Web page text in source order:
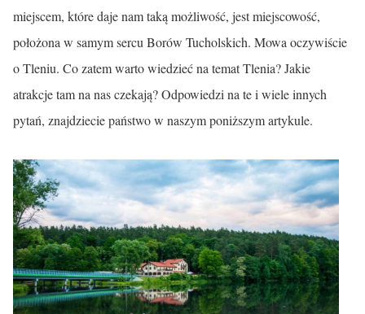
miejscem, które daje nam taką możliwość, jest miejscowość,
położona w samym sercu Borów Tucholskich. Mowa oczywiście
o Tleniu. Co zatem warto wiedzieć na temat Tlenia? Jakie
atrakcje tam na nas czekają? Odpowiedzi na te i wiele innych
pytań, znajdziecie państwo w naszym poniższym artykule.